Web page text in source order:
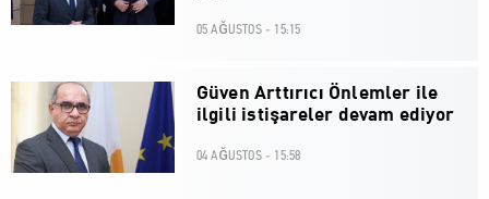
05 AĞUSTOS - 15:15
Güven Arttırıcı Önlemler ile
ilgili istişareler devam ediyor
04 AĞUSTOS - 15:58